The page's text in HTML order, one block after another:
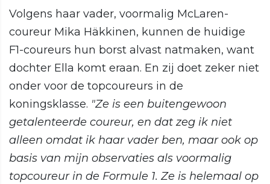
Volgens haar vader, voormalig McLaren-
coureur Mika Häkkinen, kunnen de huidige
F1-coureurs hun borst alvast natmaken, want
dochter Ella komt eraan. En zij doet zeker niet
onder voor de topcoureurs in de
koningsklasse. "Ze is een buitengewoon
getalenteerde coureur, en dat zeg ik niet
alleen omdat ik haar vader ben, maar ook op
basis van mijn observaties als voormalig
topcoureur in de Formule 1. Ze is helemaal op